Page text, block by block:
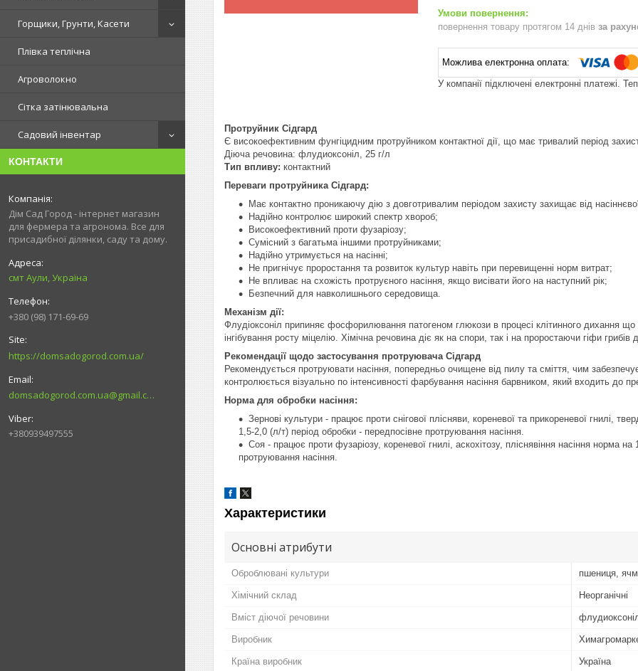
Горщики, Грунти, Касети
Плівка теплічна
Агроволокно
Сітка затінювальна
Садовий інвентар
КОНТАКТИ
Дім Сад Город - інтернет магазин
для фермера та агронома. Все для
присадибної ділянки, саду та дому.
смт Аули, Україна
+380 (98) 171-69-69
https://domsadogorod.com.ua/
domsadogorod.com.ua@gmail.com
+380939497555
повернення товару протягом 14 днів за
У компанії підключені електронні платежі.
Протруйник Сідгард
Є високоефективним фунгіцидним протруйником контактної дії, що має тривалий період
Діюча речовина: флудиоксоніл, 25 г/л
Тип впливу: контактний
Переваги протруйника Сідгард:
Має контактно проникаючу дію з довготривалим періодом захисту захищає від
Надійно контролює широкий спектр хвороб;
Високоефективний проти фузаріозу;
Сумісний з багатьма іншими протруйниками;
Надійно утримується на насінні;
Не пригнічує проростання та розвиток культур навіть при перевищенні норм витрат;
Не впливає на схожість протруєного насіння, якщо висівати його на наступний рік;
Безпечний для навколишнього середовища.
Механізм дії:
Флудіоксоніл припиняє фосфорилювання патогеном глюкози в процесі клітинного дихання
інгібування росту міцелію. Хімічна речовина діє як на спори, так і на проростаючи гіфи грибів
Рекомендації щодо застосування протруювача Сідгард
Рекомендується протруювати насіння, попередньо очищене від пилу та сміття, чим
контролюється візуально по інтенсивності фарбування насіння барвником, який входить до
Норма для обробки насіння:
Зернові культури - працює проти снігової плісняви, кореневої та прикореневої гнилі,
1,5-2,0 (л/т) період обробки - передпосівне протруювання насіння.
Соя - працює проти фузаріозу, кореневої гнилі, аскохітозу, пліснявіння насіння норма
протруювання насіння.
Характеристики
Основні атрибути
Оброблювані культури пшениця,
Хімічний склад Неорганічні
Вміст діючої речовини
Виробник
Країна виробник Україна